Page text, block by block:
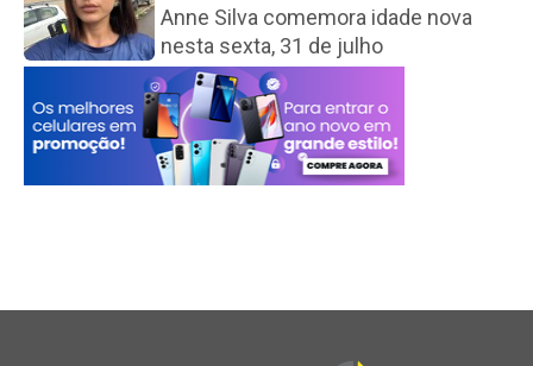
Anne Silva comemora idade nova
nesta sexta, 31 de julho